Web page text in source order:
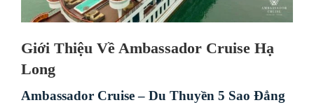
Giới Thiệu Về Ambassador Cruise Hạ
Long
Ambassador Cruise – Du Thuyền 5 Sao Đẳng